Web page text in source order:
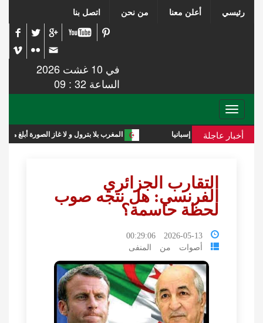
رئيسي أعلن معنا من نحن اتصل بنا
في 10 غشت 2026
الساعة 32 : 09
Toggle
navigation
أخبار عاجلة المغرب بلا بترول و لا غاز الصورة أبلغ من التعليق
التقارب الجزائري
الفرنسي: هل نتجه صوب
لحظة حاسمة؟
2026-05-13 00:29:06
أصوات من المنفى